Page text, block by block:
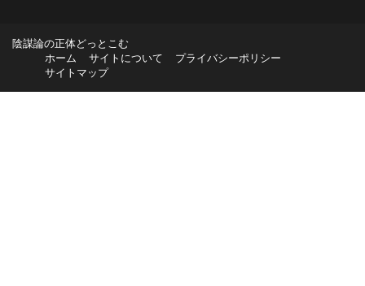
陰謀論の正体どっとこむ
ホーム
サイトについて
プライバシーポリシー
サイトマップ